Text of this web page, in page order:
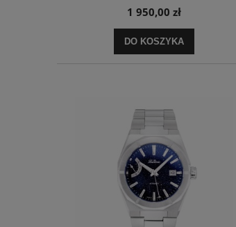
1 950,00 zł
DO KOSZYKA